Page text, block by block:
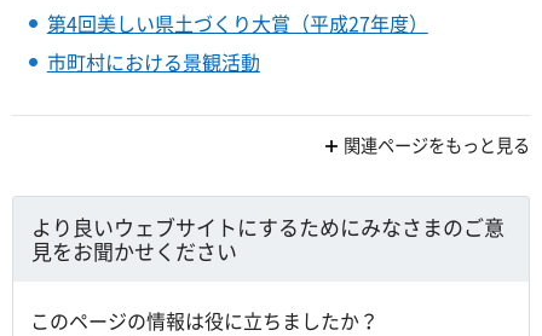
第4回美しい県土づくり大賞（平成27年度）
市町村における景観活動
関連ページをもっと見る
より良いウェブサイトにするためにみなさまのご意
見をお聞かせください
このページの情報は役に立ちましたか？